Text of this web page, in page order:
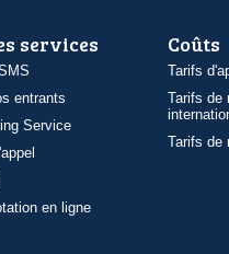
services
entrants
Service
en ligne
Coûts
Tarifs
Tarifs de
Tarifs de